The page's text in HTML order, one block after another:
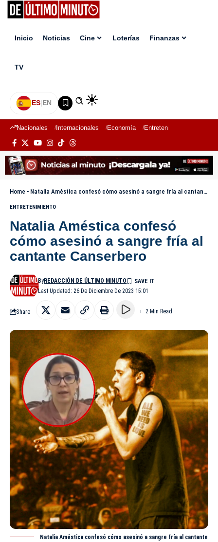
Inicio Noticias Cine Loterías Finanzas
TV
ES|EN
Nacionales Internacionales Economía Entretenimiento
Home - Natalia Améstica confesó cómo asesinó a sangre fría al cantante Canserbero
ENTRETENIMIENTO
Natalia Améstica confesó
cómo asesinó a sangre fría al
cantante Canserbero
Last Updated: 26 De Diciembre De 2023 15:01
ByREDACCIÓN DE ÚLTIMO MINUTO
Share 2 Min Read
Natalia Améstica confesó cómo asesinó a sangre fría al cantante